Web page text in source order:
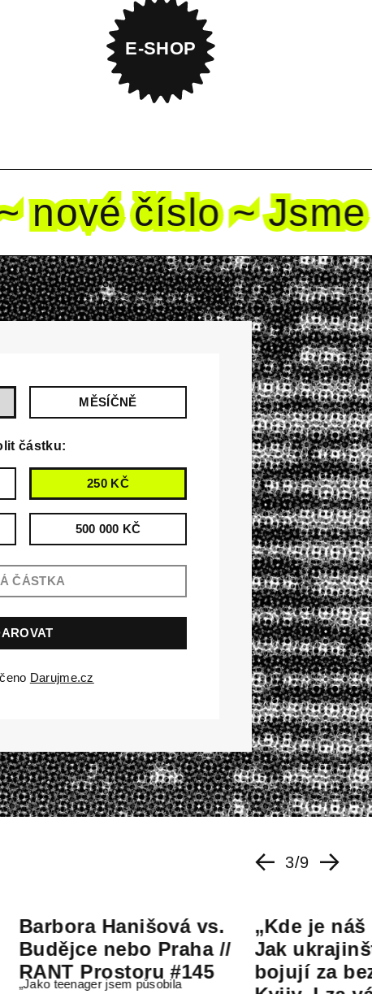
E-SHOP
číslo ~ Jsme
MĚSÍČNĚ
částku:
250 KČ
500 000 KČ
Darujme.cz
4/9
Hanišová vs.
nebo Praha //
Prostoru #145
jsem působila
„Kde je náš
Jak ukrajinští
bojují za